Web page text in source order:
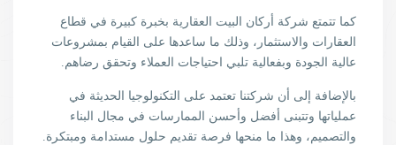
كما تتمتع شركة أركان البيت العقارية بخبرة كبيرة في قطاع
العقارات والاستثمار، وذلك ما ساعدها على القيام بمشروعات
عالية الجودة وبفعالية تلبي احتياجات العملاء وتحقق رضاهم.
بالإضافة إلى أن شركتنا تعتمد على التكنولوجيا الحديثة في
عملياتها وتتبنى أفضل وأحسن الممارسات في مجال البناء
والتصميم، وهذا ما منحها فرصة تقديم حلول مستدامة ومبتكرة.